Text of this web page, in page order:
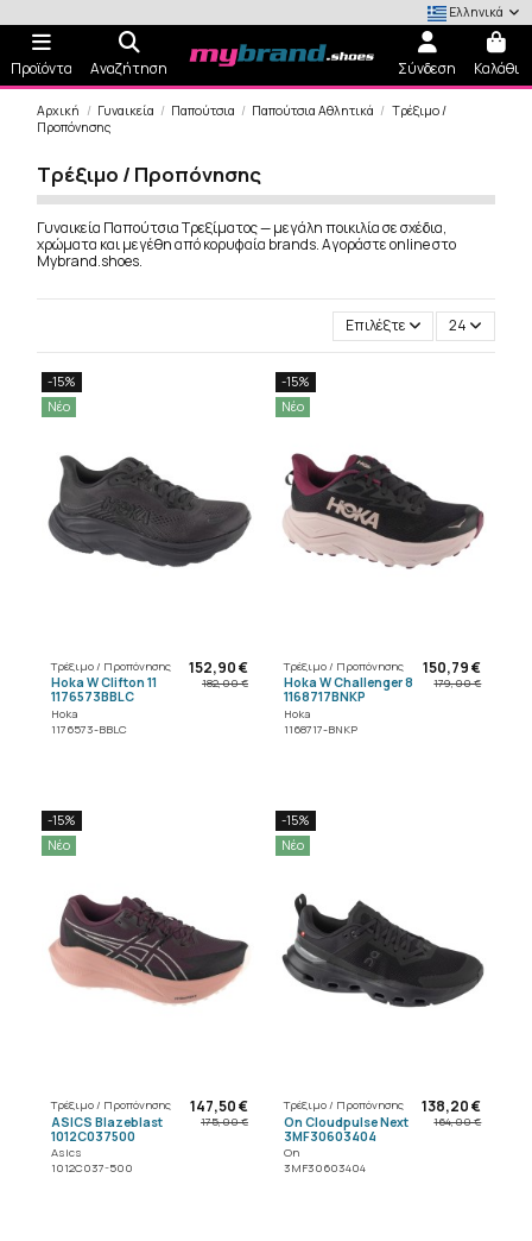
Ελληνικά
Προϊόντα Αναζήτηση Σύνδεση Καλάθι
Αρχική Γυναικεία Παπούτσια Παπούτσια Αθλητικά
Τρέξιμο /
Προπόνησης
Τρέξιμο / Προπόνησης
Γυναικεία Παπούτσια Τρεξίματος — μεγάλη ποικιλία σε σχέδια,
χρώματα και μεγέθη από κορυφαία brands. Αγοράστε online στο
Mybrand.shoes.
Επιλέξτε 24
-15%
Νέο
Τρέξιμο / Προπόνησης
Hoka W Clifton 11
1176573BBLC
Hoka
1176573-BBLC
152,90 €
182,00 €
-15%
Νέο
Τρέξιμο / Προπόνησης
Hoka W Challenger 8
1168717BNKP
Hoka
1168717-BNKP
150,79 €
179,00 €
-15%
Νέο
Τρέξιμο / Προπόνησης
ASICS Blazeblast
1012C037500
Asics
1012C037-500
147,50 €
175,00 €
-15%
Νέο
Τρέξιμο / Προπόνησης
On Cloudpulse Next
3MF30603404
On
3MF30603404
138,20 €
164,00 €